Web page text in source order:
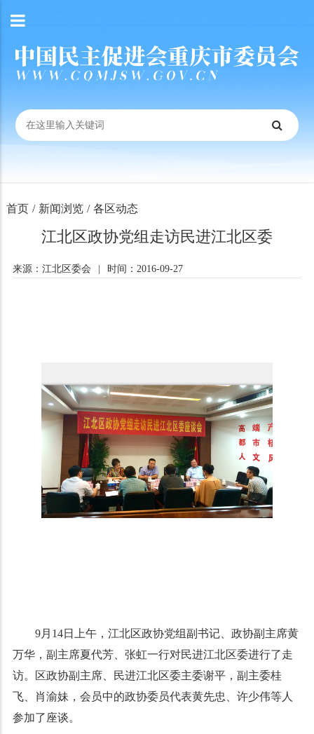
首页 / 新闻浏览 / 各区动态
江北区政协党组走访民进江北区委
来源：江北区委会 时间：2016-09-27
9月14日上午，江北区政协党组副书记、政协副主席黄
万华，副主席夏代芳、张虹一行对民进江北区委进行了走
访。区政协副主席、民进江北区委主委谢平，副主委桂
飞、肖渝妹，会员中的政协委员代表黄先忠、许少伟等人
参加了座谈。